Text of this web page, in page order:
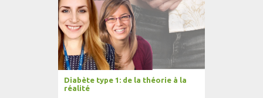
Diabète type 1: de la théorie à la
réalité